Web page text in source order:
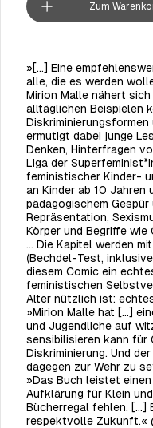
Zum
»[...] Eine
alle, die es werden
Mirion Malle nähert
alltäglichen Beispielen
ermutigt dabei junge
Denken, Hinterfragen
Liga der
feministischer Kinder-
an Kinder ab 10 Jahren
pädagogischem Gespür
Repräsentation,
Körper und Begriffe
... Die Kapitel werden
(Bechdel-Test,
diesem Comic ein
feministischen
Alter nützlich ist:
»Mirion Malle hat […]
und Jugendliche auf
sensibilisieren kann für
Diskriminierung. Und
dagegen zur Wehr zu
»Das Buch leistet
Aufklärung für Klein
Bücherregal fehlen. […]
respektvolle Zukunft.«